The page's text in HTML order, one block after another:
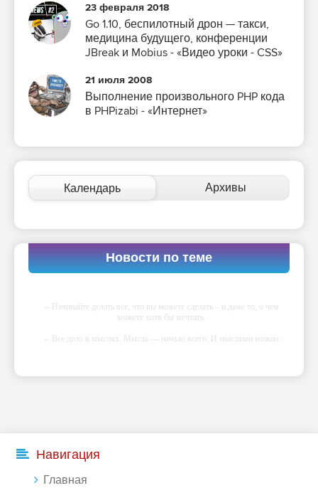
23 февраля 2018
Go 1.10, беспилотный дрон — такси,
медицина будущего, конференции
JBreak и Mobius - «Видео уроки - CSS»
21 июля 2008
Выполнение произвольного PHP кода
в PHPizabi - «Интернет»
Календарь Архивы
Новости по теме
-- Начинайте делать все, что вы можете сделать – и даже то, о чем
можете хотя бы мечтать.
-- Все дело в мыслях. Мысль — начало всего. И мыслями можно
мимо ушей. Он никогда не бывает полезен никому, кроме того, кто
Навигация
Главная